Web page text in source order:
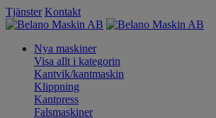
Tjänster Kontakt
Nya maskiner
Visa allt i kategorin
Kantvik/kantmaskin
Klippning
Kantpress
Falsmaskiner